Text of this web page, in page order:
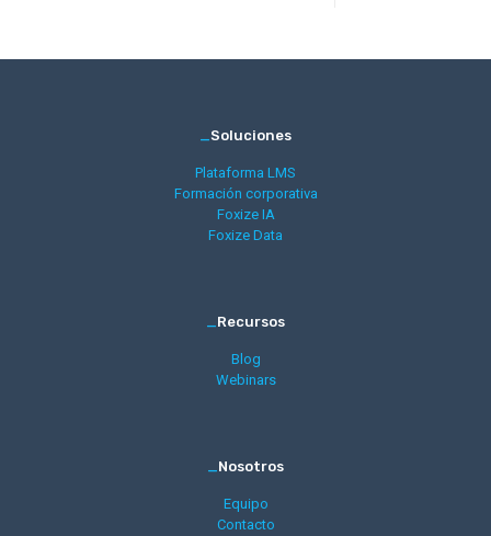
_Soluciones
Plataforma LMS
Formación corporativa
Foxize IA
Foxize Data
_Recursos
Blog
Webinars
_Nosotros
Equipo
Contacto